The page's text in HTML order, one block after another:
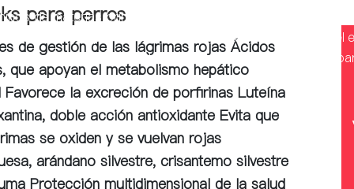
de materias primas, se adopta el suministro de
calidad de la producción se controla a través de todo el
fábrica para garantizar la alta calidad de cada alimento
para perros
de gestión de las lágrimas rojas Ácidos
que apoyan el metabolismo hepático
Favorece la excreción de porfirinas Luteína
doble acción antioxidante Evita que
se oxiden y se vuelvan rojas
arándano silvestre, crisantemo silvestre
Protección multidimensional de la salud